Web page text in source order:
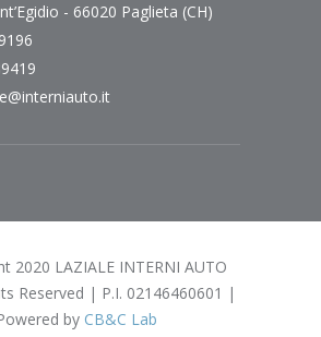
- 66020 Paglieta (CH)
2020 LAZIALE INTERNI AUTO
Reserved | P.I. 02146460601 |
by CB&C Lab